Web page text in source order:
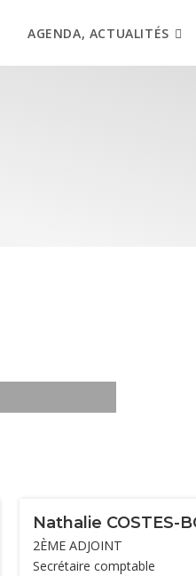
AGENDA, ACTUALITÉS
Nathalie COSTES-
2ÈME ADJOINT
Secrétaire comptable